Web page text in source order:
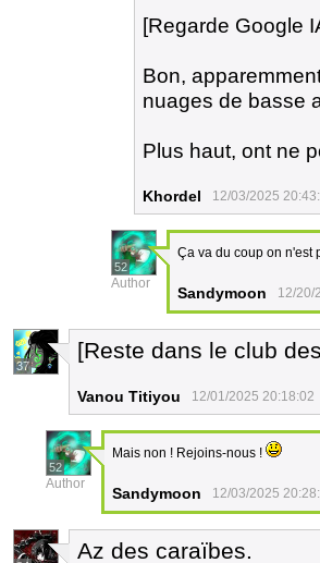
[Regarde Google
Bon,
nuages de basse
Plus haut, ont ne
Khordel 12/03/2025
52
Author
Ça va du coup on n'est
Sandymoon 12/20/
37
[Reste dans le club
Vanou Titiyou 12/01/2025 20:18:02
52
Author
Mais non ! Rejoins-nous !
Sandymoon 12/03/2025
Az des caraïbes.